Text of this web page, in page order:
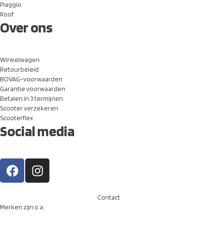
Piaggio
Roof
Over ons
Winkelwagen
Retourbeleid
BOVAG-voorwaarden
Garantie voorwaarden
Betalen in 3 termijnen
Scooter verzekeren
Scooterflex
Social media
Merken zijn o.a:
Contact